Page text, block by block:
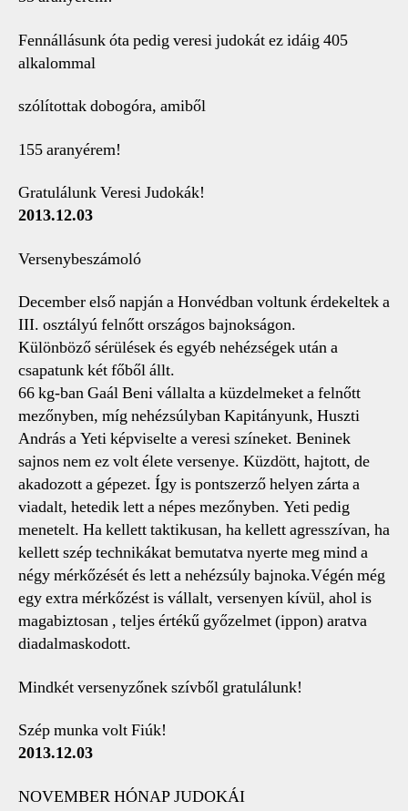
Fennállásunk óta pedig veresi judokát ez idáig 405
alkalommal
szólítottak dobogóra, amiből
155 aranyérem!
Gratulálunk Veresi Judokák!
2013.12.03
Versenybeszámoló
December első napján a Honvédban voltunk érdekeltek a
III. osztályú felnőtt országos bajnokságon.
Különböző sérülések és egyéb nehézségek után a
csapatunk két főből állt.
66 kg-ban Gaál Beni vállalta a küzdelmeket a felnőtt
mezőnyben, míg nehézsúlyban Kapitányunk, Huszti
András a Yeti képviselte a veresi színeket. Beninek
sajnos nem ez volt élete versenye. Küzdött, hajtott, de
akadozott a gépezet. Így is pontszerző helyen zárta a
viadalt, hetedik lett a népes mezőnyben. Yeti pedig
menetelt. Ha kellett taktikusan, ha kellett agresszívan, ha
kellett szép technikákat bemutatva nyerte meg mind a
négy mérkőzését és lett a nehézsúly bajnoka.Végén még
egy extra mérkőzést is vállalt, versenyen kívül, ahol is
magabiztosan , teljes értékű győzelmet (ippon) aratva
diadalmaskodott.
Mindkét versenyzőnek szívből gratulálunk!
Szép munka volt Fiúk!
2013.12.03
NOVEMBER HÓNAP JUDOKÁI